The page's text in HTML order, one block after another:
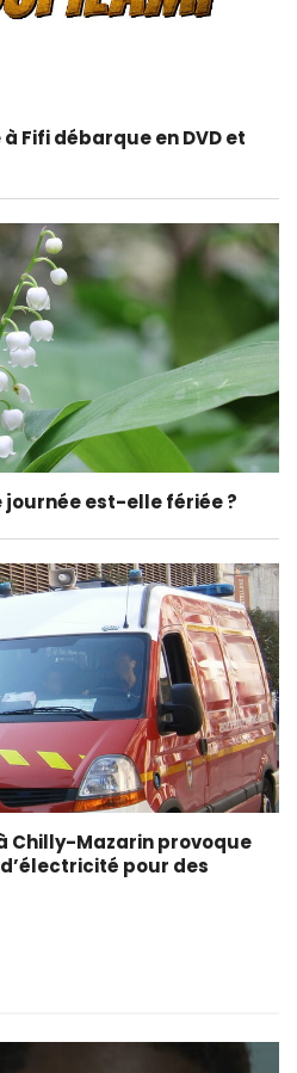
Fifi débarque en DVD et
journée est-elle fériée ?
Chilly-Mazarin provoque
pour des